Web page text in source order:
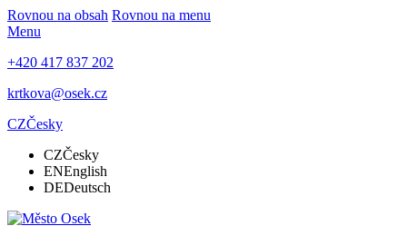
Rovnou na obsah Rovnou na menu
Menu
+420 417 837 202
krtkova@osek.cz
CZČesky
CZČesky
ENEnglish
DEDeutsch